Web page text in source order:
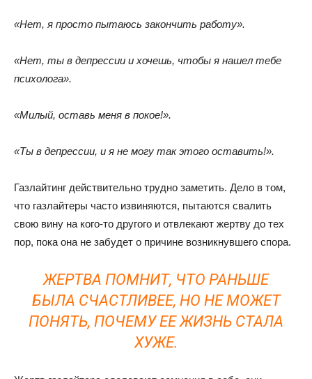
«Нет, я просто пытаюсь закончить работу».
«Нет, ты в депрессии и хочешь, чтобы я нашел тебе
психолога».
«Милый, оставь меня в покое!».
«Ты в депрессии, и я не могу так этого оставить!».
Газлайтинг действительно трудно заметить. Дело в том,
что газлайтеры часто извиняются, пытаются свалить
свою вину на кого-то другого и отвлекают жертву до тех
пор, пока она не забудет о причине возникнувшего спора.
ЖЕРТВА ПОМНИТ, ЧТО РАНЬШЕ
БЫЛА СЧАСТЛИВЕЕ, НО НЕ МОЖЕТ
ПОНЯТЬ, ПОЧЕМУ ЕЕ ЖИЗНЬ СТАЛА
ХУЖЕ.